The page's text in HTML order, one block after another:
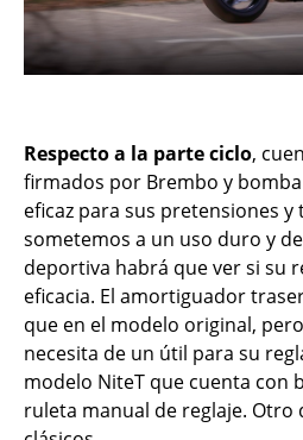
Respecto a la parte ciclo,
firmados por Brembo y
eficaz para sus pretensiones y
sometemos a un uso duro y
deportiva habrá que ver si su
eficacia. El amortiguador
que en el modelo original,
necesita de un útil para su
modelo NiteT que cuenta con
ruleta manual de reglaje. Otro